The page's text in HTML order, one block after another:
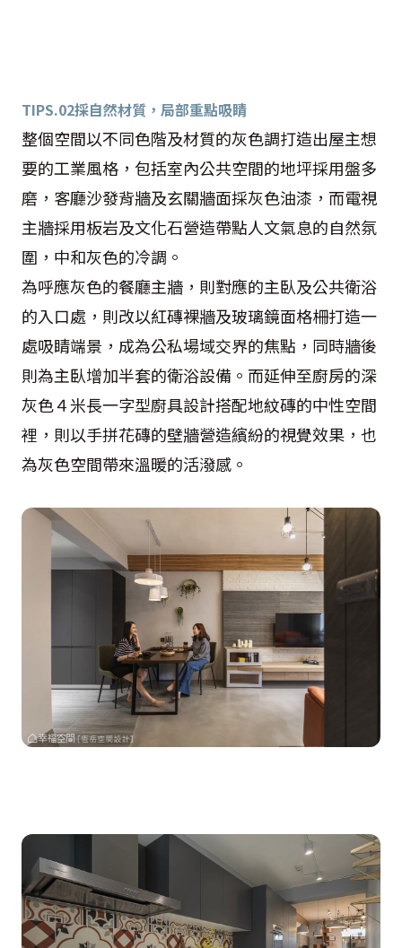
TIPS.02採自然材質，局部重點吸睛
整個空間以不同色階及材質的灰色調打造出屋主想
要的工業風格，包括室內公共空間的地坪採用盤多
磨，客廳沙發背牆及玄關牆面採灰色油漆，而電視
主牆採用板岩及文化石營造帶點人文氣息的自然氛
圍，中和灰色的冷調。
為呼應灰色的餐廳主牆，則對應的主臥及公共衛浴
的入口處，則改以紅磚裸牆及玻璃鏡面格柵打造一
處吸睛端景，成為公私場域交界的焦點，同時牆後
則為主臥增加半套的衛浴設備。而延伸至廚房的深
灰色４米長一字型廚具設計搭配地紋磚的中性空間
裡，則以手拼花磚的壁牆營造繽紛的視覺效果，也
為灰色空間帶來溫暖的活潑感。